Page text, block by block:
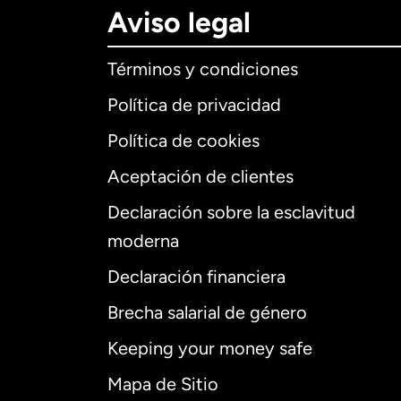
Aviso legal
Términos y condiciones
Política de privacidad
Política de cookies
Aceptación de clientes
Declaración sobre la esclavitud
moderna
Declaración financiera
Brecha salarial de género
Keeping your money safe
Mapa de Sitio
Internacional
Alemania